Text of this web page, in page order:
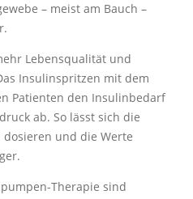
– meist am Bauch –
Lebensqualität und
Insulinspritzen mit dem
Patienten den Insulinbedarf
ab. So lässt sich die
und die Werte
Therapie sind